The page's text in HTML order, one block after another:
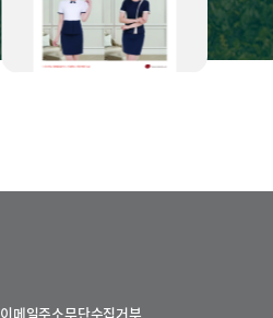
이메일주소무단수집거부